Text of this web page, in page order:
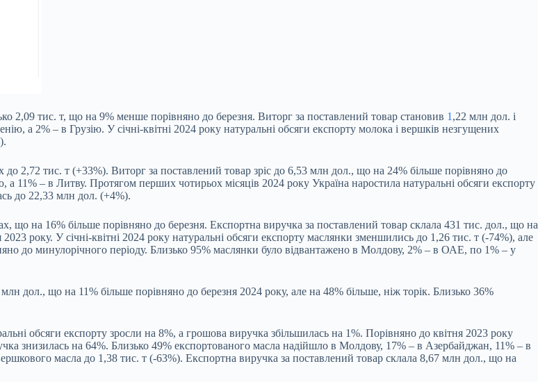
2,09 тис. т, що на 9% менше порівняно до березня. Виторг за поставлений товар становив 1 ,22 млн дол. і
а 2% – в Грузію. У січні-квітні 2024 року натуральні обсяги експорту молока і вершків незгущених
до 2,72 тис. т (+33%). Виторг за поставлений товар зріс до 6,53 млн дол., що на 24% більше порівняно до
11% – в Литву. Протягом перших чотирьох місяців 2024 року Україна наростила натуральні обсяги експорту
до 22,33 млн дол. (+4%).
що на 16% більше порівняно до березня. Експортна виручка за поставлений товар склала 431 тис. дол., що на
року. У січні-квітні 2024 року натуральні обсяги експорту маслянки зменшились до 1,26 тис. т (-74%), але
до минулорічного періоду. Близько 95% маслянки було відвантажено в Молдову, 2% – в ОАЕ, по 1% – у
дол., що на 11% більше порівняно до березня 2024 року, але на 48% більше, ніж торік. Близько 36%
обсяги експорту зросли на 8%, а грошова виручка збільшилась на 1%. Порівняно до квітня 2023 року
знизилась на 64%. Близько 49% експортованого масла надійшло в Молдову, 17% – в Азербайджан, 11% – в
масла до 1,38 тис. т (-63%). Експортна виручка за поставлений товар склала 8,67 млн дол., що на